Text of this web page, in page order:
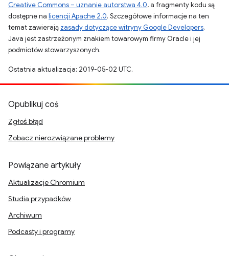
Creative Commons – uznanie autorstwa 4.0, a fragmenty kodu są
dostępne na licencji Apache 2.0. Szczegółowe informacje na ten
temat zawierają zasady dotyczące witryny Google Developers.
Java jest zastrzeżonym znakiem towarowym firmy Oracle i jej
podmiotów stowarzyszonych.
Ostatnia aktualizacja: 2019-05-02 UTC.
Opublikuj coś
Zgłoś błąd
Zobacz nierozwiązane problemy
Powiązane artykuły
Aktualizacje Chromium
Studia przypadków
Archiwum
Podcasty i programy